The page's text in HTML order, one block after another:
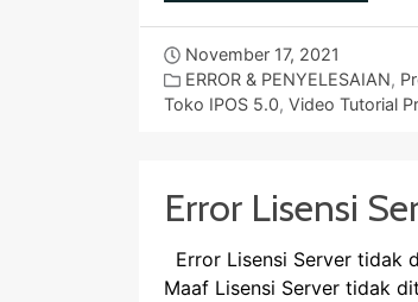
November 17, 2021
ERROR & PENYELESAIAN,
Toko IPOS 5.0, Video Tutorial
Error Lisensi
Error Lisensi Server tidak
Maaf Lisensi Server tidak